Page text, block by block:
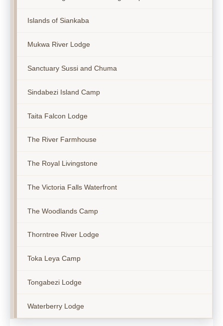
Islands of Siankaba
Mukwa River Lodge
Sanctuary Sussi and Chuma
Sindabezi Island Camp
Taita Falcon Lodge
The River Farmhouse
The Royal Livingstone
The Victoria Falls Waterfront
The Woodlands Camp
Thorntree River Lodge
Toka Leya Camp
Tongabezi Lodge
Waterberry Lodge